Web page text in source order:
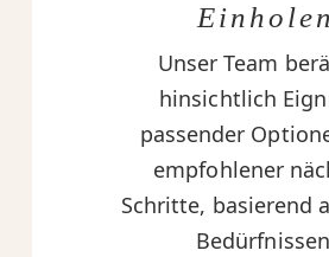
Einholen
Unser Team
hinsichtlich
passender
empfohlener
Schritte, basierend